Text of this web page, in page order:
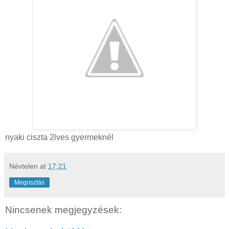
nyaki ciszta 2lves gyermeknél
Névtelen at 17:21
Megosztás
Nincsenek megjegyzések: